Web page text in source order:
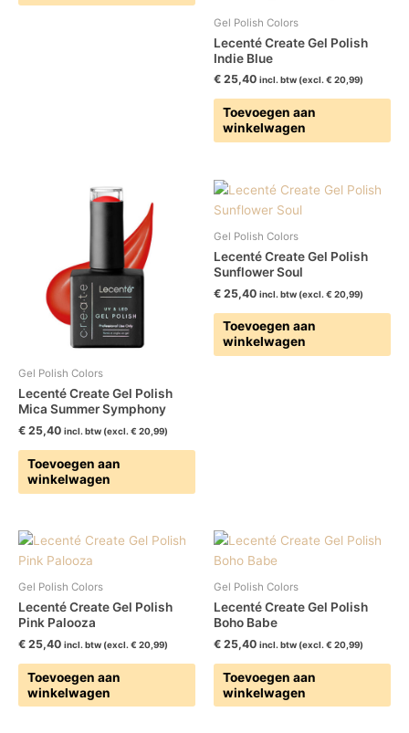
Gel Polish Colors
Lecenté Create Gel Polish
Indie Blue
€ 25,40 incl. btw (excl. € 20,99)
Toevoegen aan
winkelwagen
Gel Polish Colors
Lecenté Create Gel Polish
Mica Summer Symphony
€ 25,40 incl. btw (excl. € 20,99)
Toevoegen aan
winkelwagen
Gel Polish Colors
Lecenté Create Gel Polish
Sunflower Soul
€ 25,40 incl. btw (excl. € 20,99)
Toevoegen aan
winkelwagen
Gel Polish Colors
Lecenté Create Gel Polish
Pink Palooza
€ 25,40 incl. btw (excl. € 20,99)
Toevoegen aan
winkelwagen
Gel Polish Colors
Lecenté Create Gel Polish
Boho Babe
€ 25,40 incl. btw (excl. € 20,99)
Toevoegen aan
winkelwagen